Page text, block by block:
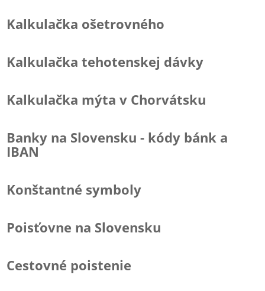
Kalkulačka ošetrovného
Kalkulačka tehotenskej dávky
Kalkulačka mýta v Chorvátsku
Banky na Slovensku - kódy bánk a
IBAN
Konštantné symboly
Poisťovne na Slovensku
Cestovné poistenie